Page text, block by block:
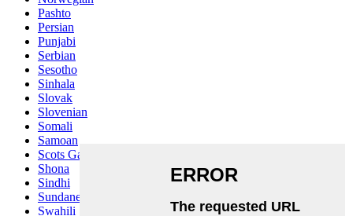
Pashto
Persian
Punjabi
Serbian
Sesotho
Sinhala
Slovak
Slovenian
Somali
Samoan
Scots Gaelic
Shona
Sindhi
Sundanese
Swahili